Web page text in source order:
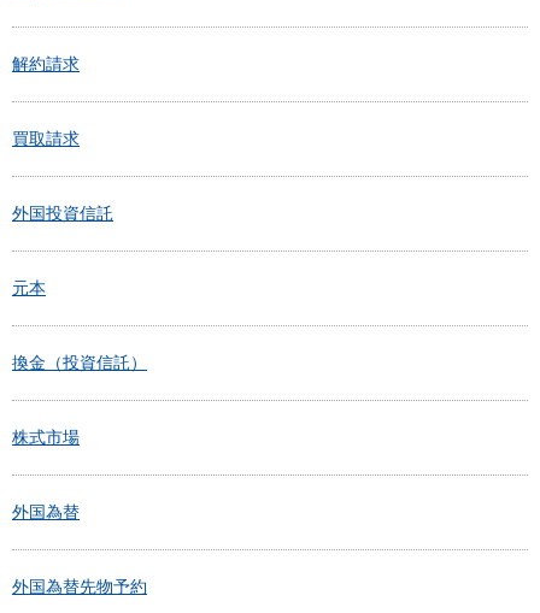
解約請求
買取請求
外国投資信託
元本
換金（投資信託）
株式市場
外国為替
外国為替先物予約